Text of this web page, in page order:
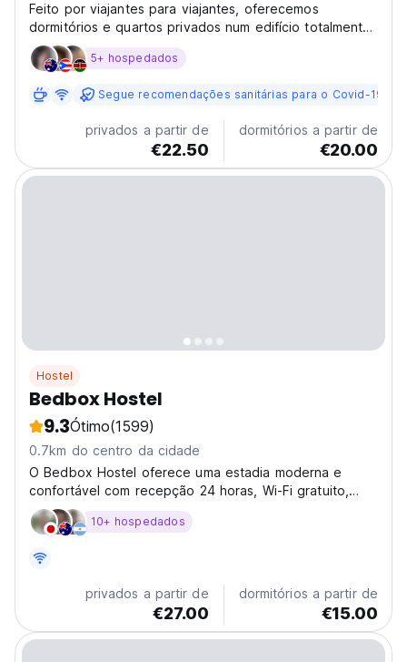
Feito por viajantes para viajantes, oferecemos
dormitórios e quartos privados num edifício totalmente
renovado no centro de Atenas.
5+ hospedados
Segue recomendações sanitárias para o Covid-19
privados a partir de
€22.50
dormitórios a partir de
€20.00
Hostel
Bedbox Hostel
9.3Ótimo(1599)
0.7km do centro da cidade
O Bedbox Hostel oferece uma estadia moderna e
confortável com recepção 24 horas, Wi-Fi gratuito,
terraço, lounge compartilhado, cozinha compartilhada e
acesso a atrações e pontos de interesse. Armários
cabelo...
10+ hospedados
privados a partir de
€27.00
dormitórios a partir de
€15.00